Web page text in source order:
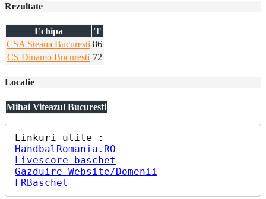
Rezultate
Echipa
T
CSA Steaua Bucuresti 86
CS Dinamo Bucuresti 72
Locatie
Mihai Viteazul Bucuresti
HandbalRomania.RO
Livescore baschet
Gazduire Website/Domenii
FRBaschet